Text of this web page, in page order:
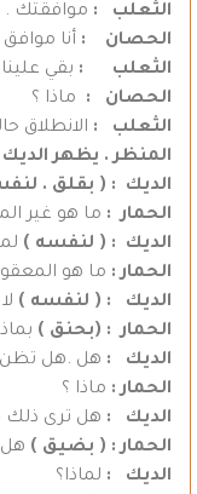
الثعلب : موافقتك .
الحصان : أنا
الثعلب : بقي
الحصان : ماذا ؟
الثعلب : الانطلاق
المنظر . يظهر الديك
الديك : ( بقلق .
الحمار : ما هو غير
الديك : ( لنفسه )
الحمار : ما هو
الديك : ( لنفسه )
الحمار : (بحنق )
الديك : هل .هل تظن
الحمار : ماذا ؟
الديك : هل ترى ذلك
الحمار : ( بضيق ) هل
الديك : لماذا؟